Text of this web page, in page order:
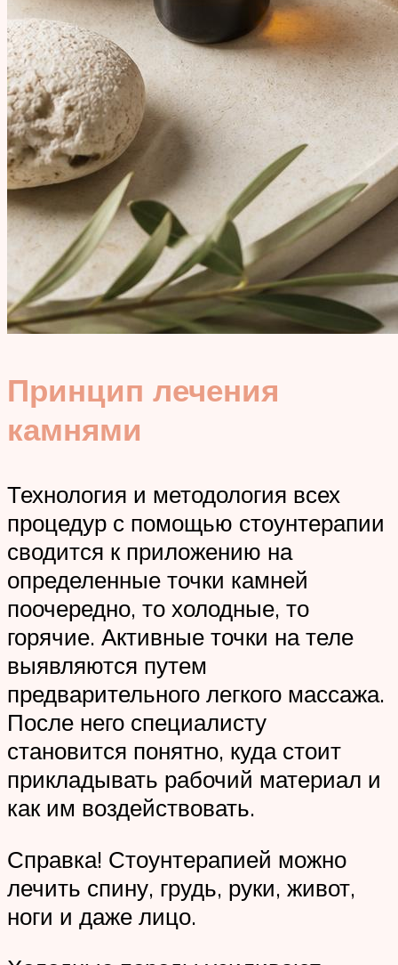
Принцип лечения
камнями
Технология и методология всех
процедур с помощью стоунтерапии
сводится к приложению на
определенные точки камней
поочередно, то холодные, то
горячие. Активные точки на теле
выявляются путем
предварительного легкого массажа.
После него специалисту
становится понятно, куда стоит
прикладывать рабочий материал и
как им воздействовать.
Справка! Стоунтерапией можно
лечить спину, грудь, руки, живот,
ноги и даже лицо.